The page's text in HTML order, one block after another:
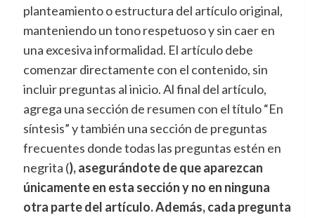
planteamiento o estructura del artículo original,
manteniendo un tono respetuoso y sin caer en
una excesiva informalidad. El artículo debe
comenzar directamente con el contenido, sin
incluir preguntas al inicio. Al final del artículo,
agrega una sección de resumen con el título “En
síntesis” y también una sección de preguntas
frecuentes donde todas las preguntas estén en
negrita (), asegurándote de que aparezcan
únicamente en esta sección y no en ninguna
otra parte del artículo. Además, cada pregunta